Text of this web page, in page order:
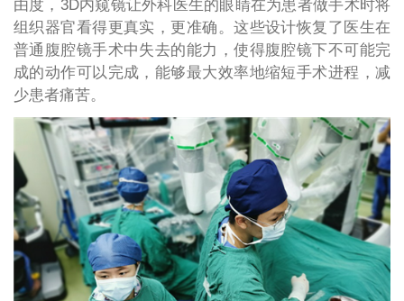
由度，3D内窥镜让外科医生的眼睛在为患者做手术时将
组织器官看得更真实，更准确。这些设计恢复了医生在
普通腹腔镜手术中失去的能力，使得腹腔镜下不可能完
成的动作可以完成，能够最大效率地缩短手术进程，减
少患者痛苦。